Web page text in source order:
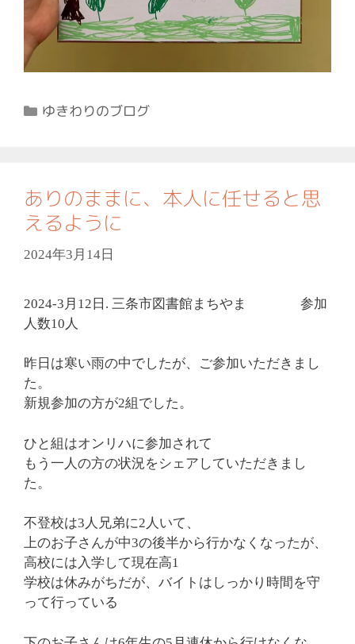
カ
ー
ゆきわりのブログ
ありのままに、本人に任せると思
えるように
2024年3月14日
2024-3月12日. 三条市図書館まちやま 参加
人数10人
昨日は寒い雨の中でしたが、ご参加いただきまし
た。
新規参加の方が2組でした。
ひと組はオンリハに参加されて
もう一人の方の状況をシェアしていただきまし
た。
不登校は3人兄弟に2人いて、
上のお子さんが中3の後半から行かなくなったが、
高校には入学して現在高1
学校は休みがちだが、バイトはしっかり時間を守
って行っている